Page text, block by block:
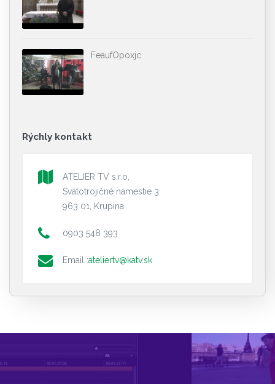
FeaufOpoxjc
Rýchly kontakt
ATELIER TV s.r.o,
Svätotrojičné námestie 3
963 01, Krupina
0903 548 393
Email :ateliertv@katv.sk